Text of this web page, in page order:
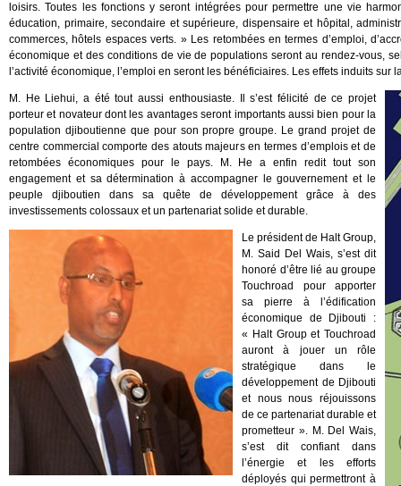
loisirs. Toutes les fonctions y seront intégrées pour permettre une vie
éducation, primaire, secondaire et supérieure, dispensaire et hôpital,
commerces, hôtels espaces verts. » Les retombées en termes d’emploi,
économique et des conditions de vie de populations seront au rendez-vous,
l’activité économique, l’emploi en seront les bénéficiaires. Les effets induits
M. He Liehui, a été tout aussi enthousiaste. Il s’est félicité de ce projet
porteur et novateur dont les avantages seront importants aussi bien pour la
population djiboutienne que pour son propre groupe. Le grand projet de
centre commercial comporte des atouts majeurs en termes d’emplois et de
retombées économiques pour le pays. M. He a enfin redit tout son
engagement et sa détermination à accompagner le gouvernement et le
peuple djiboutien dans sa quête de développement grâce à des
investissements colossaux et un partenariat solide et durable.
Le président de Halt Group,
M. Said Del Wais, s’est dit
honoré d’être lié au groupe
Touchroad pour apporter
sa pierre à l’édification
économique de Djibouti :
« Halt Group et Touchroad
auront à jouer un rôle
stratégique dans le
développement de Djibouti
et nous nous réjouissons
de ce partenariat durable et
prometteur ». M. Del Wais,
s’est dit confiant dans
l’énergie et les efforts
déployés qui permettront à